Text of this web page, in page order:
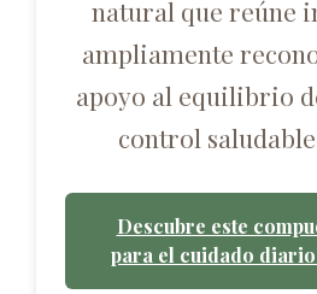
natural que reúne
ampliamente
apoyo al equilibrio
control
Descubre este
para el cuidado